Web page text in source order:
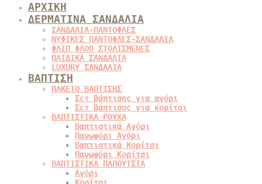
ΑΡΧΙΚΗ
ΔΕΡΜΑΤΙΝΑ ΣΑΝΔΑΛΙΑ
ΣΑΝΔΑΛΙΑ-ΠΑΝΤΟΦΛΕΣ
ΝΥΦΙΚΕΣ ΠΑΝΤΟΦΛΕΣ-ΣΑΝΔΑΛΙΑ
ΦΛΙΠ ΦΛΟΠ ΣΤΟΛΙΣΜΕΝΕΣ
ΠΑΙΔΙΚΑ ΣΑΝΔΑΛΙΑ
LUXURY ΣΑΝΔΑΛΙΑ
ΒΑΠΤΙΣΗ
ΠΑΚΕΤΟ ΒΑΠΤΙΣΗΣ
Σετ βάπτισης για αγόρι
Σετ βάπτισης για κορίτσι
ΒΑΠΤΙΣΤΙΚΑ ΡΟΥΧΑ
Βαπτιστικά Αγόρι
Πανωφόρι Αγόρι
Βαπτιστικά Κορίτσι
Πανωφόρι Κορίτσι
ΒΑΠΤΙΣΤΙΚΑ ΠΑΠΟΥΤΣΙΑ
Αγόρι